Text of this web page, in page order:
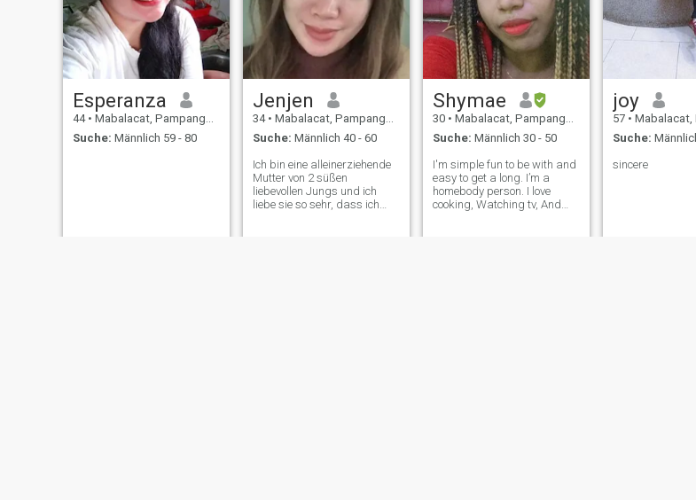
erzählen? Man kann nicht
viel sagen, wenn man sich
das ausdenkt. Also lasst
uns zusammenkommen,
näher kommen und
zusammen sein.
Esperanza
44 • Mabalacat, Pampanga, Philippinen
Suche: Männlich 59 - 80
Jenjen
34 • Mabalacat, Pampanga, Philippinen
Suche: Männlich 40 - 60
Ich bin eine alleinerziehende
Mutter von 2 süßen
liebevollen Jungs und ich
liebe sie so sehr, dass ich
Shymae
30 • Mabalacat, Pampanga, Philippinen
Suche: Männlich 30 - 50
I'm simple fun to be with and
easy to get a long. I’m a
homebody person. I love
cooking, Watching tv, And
joy
57 • Mabalacat,
Suche:
sincere